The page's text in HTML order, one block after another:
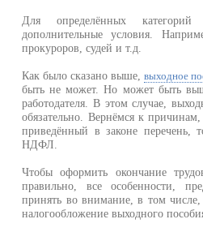
Для определённых
дополнительные условия.
прокуроров, судей и т.д.
Как было сказано выше,выходное
быть не может. Но может быть
работодателя. В этом случае,
обязательно. Вернёмся к
приведённый в законе перечень,
НДФЛ.
Чтобы оформить окончание
правильно, все особенности,
принять во внимание, в том числе,
налогообложение выходного